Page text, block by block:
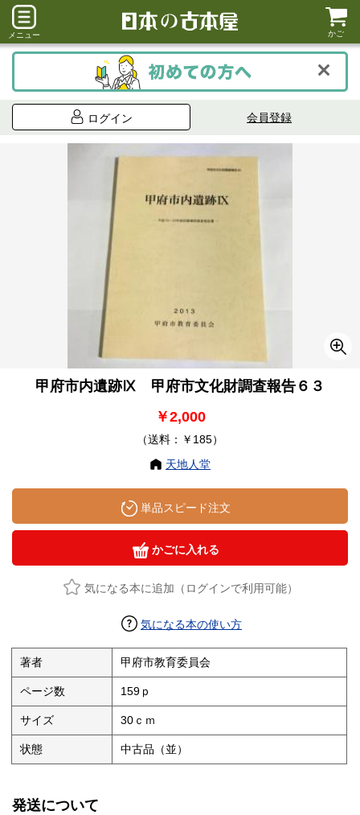
メニュー かご
ログイン 会員登録
甲府市内遺跡Ⅸ 甲府市文化財調査報告６３
￥2,000
（送料：￥185）
天地人堂
単品スピード注文
かごに入れる
気になる本に追加（ログインで利用可能）
気になる本の使い方
著者 甲府市教育委員会
ページ数 159ｐ
サイズ 30ｃｍ
状態 中古品（並）
発送について